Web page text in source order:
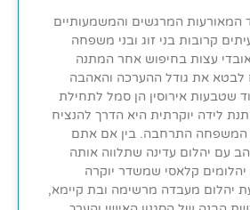
המאורעות המרגשים והמשמעותיים
קרובות בני זוג ובני משפחה
עצות בחיפוש אחר המתנה
את גודל ההערכה והאהבה
שטבעות אירוסין הן סמל לתחילת
לידה יוקרתית היא הדרך להנציח
המשפחה התרחבה. בין אם אתם
עם יהלום עדינה שתלווה אותה
יהלומים קלאסי שמשדר יוקרה
יהלום מעבדה מרשימה ובת קיימא,